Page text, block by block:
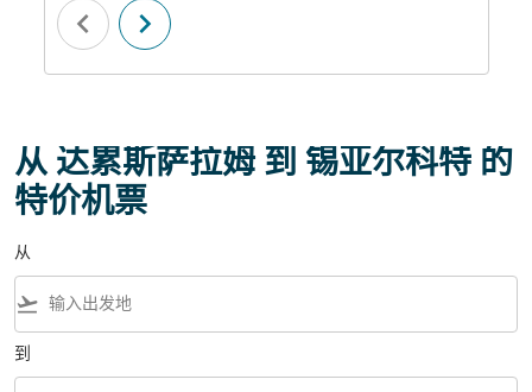
chevron_left chevron_right
从 达累斯萨拉姆 到 锡亚尔科特 的
特价机票
从
flight_takeoff
到